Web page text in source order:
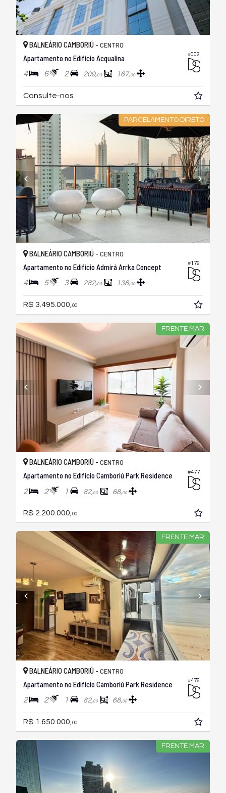
#002
BALNEÁRIO CAMBORIÚ - CENTRO
Apartamento no Edifício Acqualina
4 6 2 209,00 167,00
Consulte-nos
PARCELAMENTO DIRETO
#179
BALNEÁRIO CAMBORIÚ - CENTRO
Apartamento no Edifício Admirá Arrka Concept
4 5 3 282,00 138,00
R$ 3.495.000, 00
FRENTE MAR
#477
BALNEÁRIO CAMBORIÚ - CENTRO
Apartamento no Edifício Camboriú Park Residence
2 2 1 82,00 68,00
R$ 2.200.000,00
FRENTE MAR
#476
BALNEÁRIO CAMBORIÚ - CENTRO
Apartamento no Edifício Camboriú Park Residence
2 2 1 82,00 68,00
R$ 1.650.000, 00
FRENTE MAR